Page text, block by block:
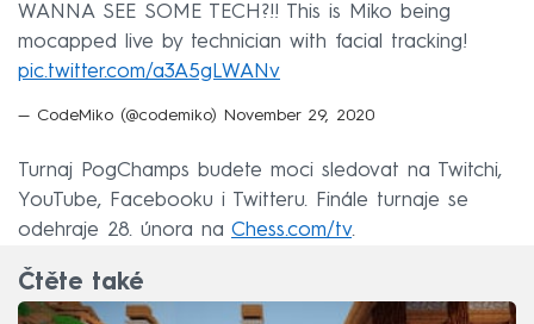
WANNA SEE SOME TECH?!! This is Miko being
mocapped live by technician with facial tracking!
pic.twitter.com/a3A5gLWANv
— CodeMiko (@codemiko) November 29, 2020
Turnaj PogChamps budete moci sledovat na Twitchi,
YouTube, Facebooku i Twitteru. Finále turnaje se
odehraje 28. února na Chess.com/tv.
Čtěte také